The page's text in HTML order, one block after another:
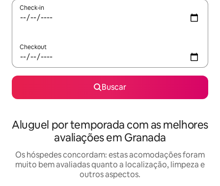
Check-in
Checkout
Buscar
Aluguel por temporada com as melhores
avaliações em Granada
Os hóspedes concordam: estas acomodações foram
muito bem avaliadas quanto a localização, limpeza e
outros aspectos.